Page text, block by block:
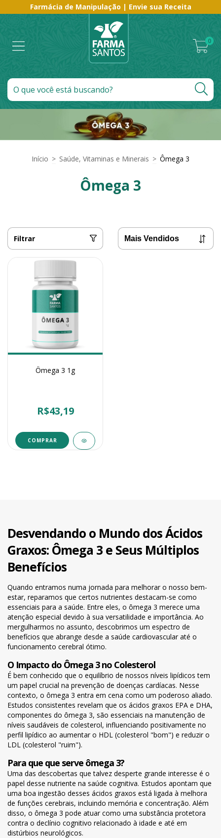
Farmácia de Manipulação | Envie sua Receita
0
Início > Saúde, Vitaminas e Minerais > Ômega 3
Ômega 3
Filtrar
Ômega 3 1g
R$43,19
COMPRAR
Desvendando o Mundo dos Ácidos
Graxos: Ômega 3 e Seus Múltiplos
Benefícios
Quando entramos numa jornada para melhorar o nosso bem-
estar, reparamos que certos nutrientes destacam-se como
essenciais para a saúde. Entre eles, o ômega 3 merece uma
atenção especial devido à sua versatilidade e importância. Ao
mergulharmos no assunto, descobrimos um espectro de
benefícios que abrange desde a saúde cardiovascular até o
funcionamento cerebral ótimo.
O Impacto do Ômega 3 no Colesterol
É bem conhecido que o equilíbrio de nossos níveis lipídicos tem
um papel crucial na prevenção de doenças cardíacas. Nesse
contexto, o ômega 3 entra em cena como um poderoso aliado.
Estudos consistentes revelam que os ácidos graxos EPA e DHA,
componentes do ômega 3, são essenciais na manutenção de
níveis saudáveis de colesterol, influenciando positivamente no
perfil lipídico ao aumentar o HDL (colesterol "bom") e reduzir o
LDL (colesterol "ruim").
Para que que serve ômega 3?
Uma das descobertas que talvez desperte grande interesse é o
papel desse nutriente na saúde cognitiva. Estudos apontam que
uma boa ingestão desses ácidos graxos está ligada à melhora
de funções cerebrais, incluindo memória e concentração. Além
disso, o ômega 3 pode atuar como uma substância protetora
contra o declínio cognitivo relacionado à idade e até em
distúrbios neurológicos.